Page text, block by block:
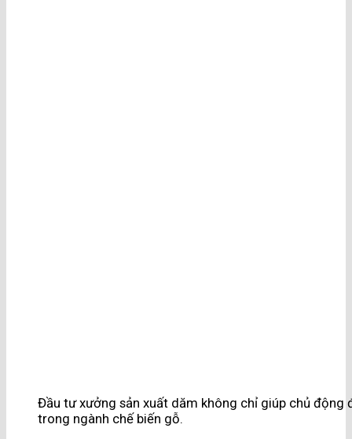
Đầu tư xưởng sản xuất dăm không chỉ giúp chủ
trong ngành chế biến gỗ.